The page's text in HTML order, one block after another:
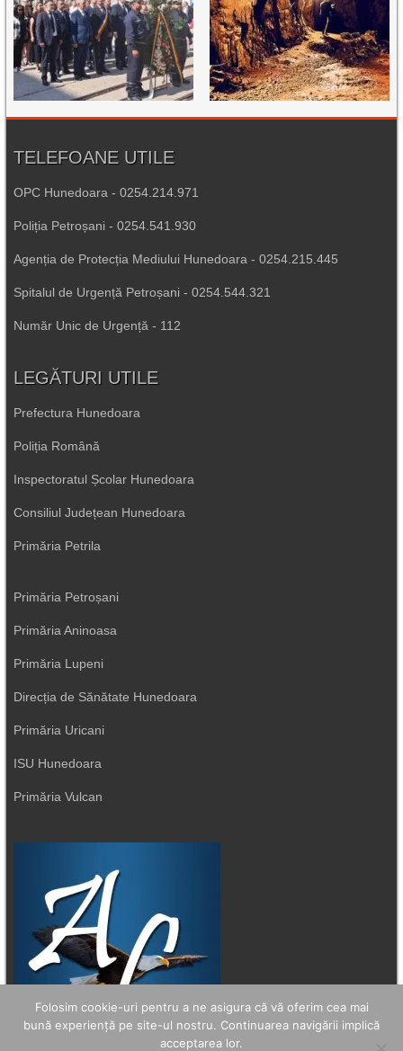
TELEFOANE UTILE
OPC Hunedoara - 0254.214.971
Poliția Petroșani - 0254.541.930
Agenția de Protecția Mediului Hunedoara - 0254.215.445
Spitalul de Urgență Petroșani - 0254.544.321
Număr Unic de Urgență - 112
LEGĂTURI UTILE
Prefectura Hunedoara
Poliția Română
Inspectoratul Școlar Hunedoara
Consiliul Județean Hunedoara
Primăria Petrila
Primăria Petroșani
Primăria Aninoasa
Primăria Lupeni
Direcția de Sănătate Hunedoara
Primăria Uricani
ISU Hunedoara
Primăria Vulcan
Folosim cookie-uri pentru a ne asigura că vă oferim cea mai
bună experiență pe site-ul nostru. Continuarea navigării implică
acceptarea lor.